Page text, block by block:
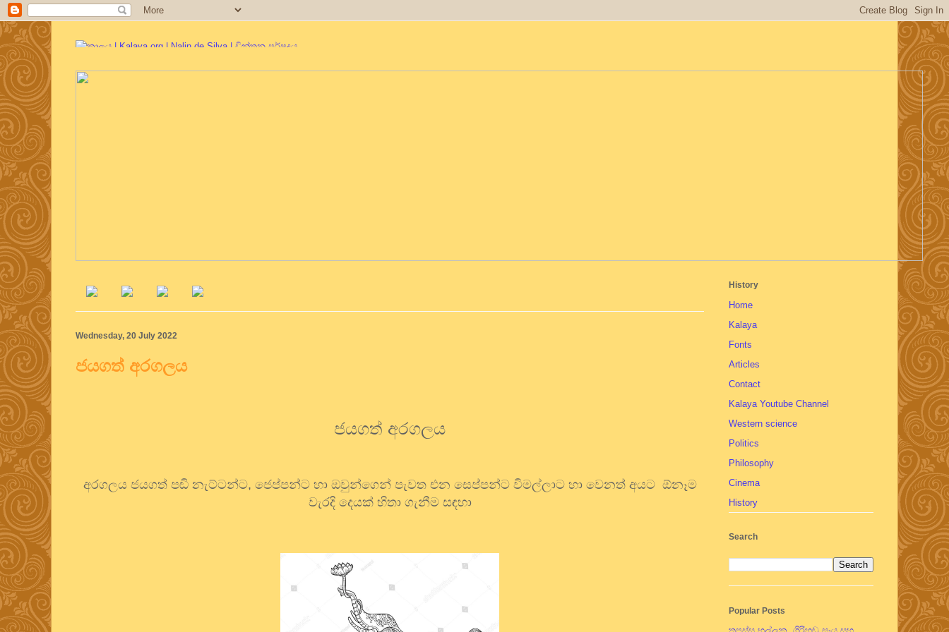
Wednesday, 20 July 2022
ජයගත් අරගලය
ජයගත් අරගලය
අරගලය ජයගත් පඬි නැට්ටන්ට, ජෙප්පන්ට හා ඔවුන්ගෙන් පැවත එන සෙප්පන්ට විමල්ලාට හා වෙනත් අයට ඕනෑම
වැරදි දෙයක් හිතා ගැනීම සඳහා
History
Home
Kalaya
Fonts
Articles
Contact
Kalaya Youtube Channel
Western science
Politics
Philosophy
Cinema
History
Search
Popular Posts